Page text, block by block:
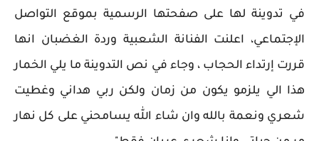
في تدوينة لها على صفحتها الرسمية بموقع التواصل
الإجتماعي، اعلنت الفنانة الشعبية وردة الغضبان انها
قررت إرتداء الحجاب ، وجاء في نص التدوينة ما يلي الخمار
هذا الي يلزمو يكون من زمان ولكن ربي هداني وغطيت
شعري ونعمة بالله وان شاء الله يسامحني على كل نهار